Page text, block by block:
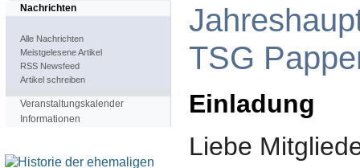
Nachrichten
Alle Nachrichten
Meistgelesene Artikel
RSS Newsfeed
Artikel schreiben
Veranstaltungskalender
Informationen
TSG
Einladung
Liebe